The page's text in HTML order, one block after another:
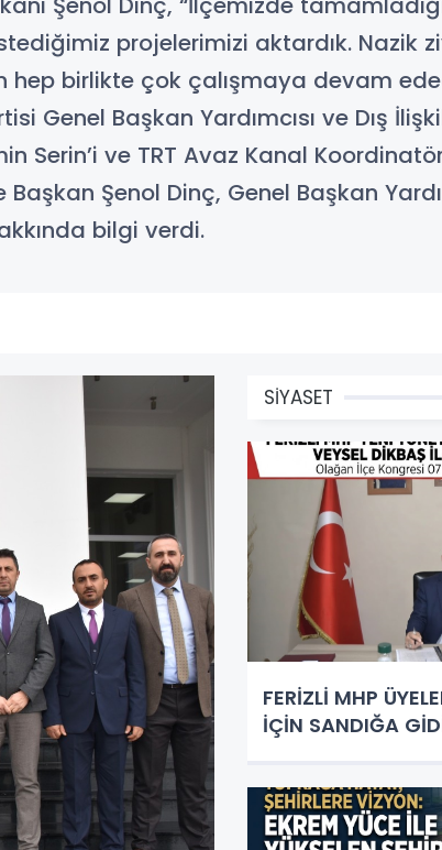
projelerimizi aktardık. Nazik
hep birlikte çok çalışmaya devam
Genel Başkan Yardımcısı ve Dış
Serin’i ve TRT Avaz Kanal Koordinatör
Şenol Dinç, Genel Başkan
bilgi verdi.
SİYASET
FERİZLİ MHP
İÇİN SANDIĞA